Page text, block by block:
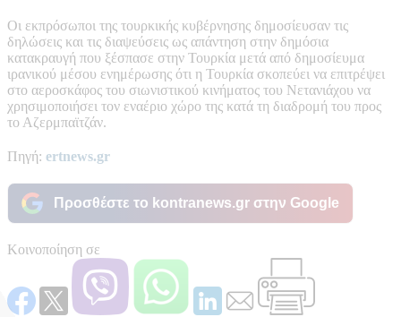
Οι εκπρόσωποι της τουρκικής κυβέρνησης δημοσίευσαν τις
δηλώσεις και τις διαψεύσεις ως απάντηση στην δημόσια
κατακραυγή που ξέσπασε στην Τουρκία μετά από δημοσίευμα
ιρανικού μέσου ενημέρωσης ότι η Τουρκία σκοπεύει να επιτρέψει
στο αεροσκάφος του σιωνιστικού κινήματος του Νετανιάχου να
χρησιμοποιήσει τον εναέριο χώρο της κατά τη διαδρομή του προς
το Αζερμπαϊτζάν.
Πηγή: ertnews.gr
Προσθέστε το kontranews.gr στην Google
Κοινοποίηση σε